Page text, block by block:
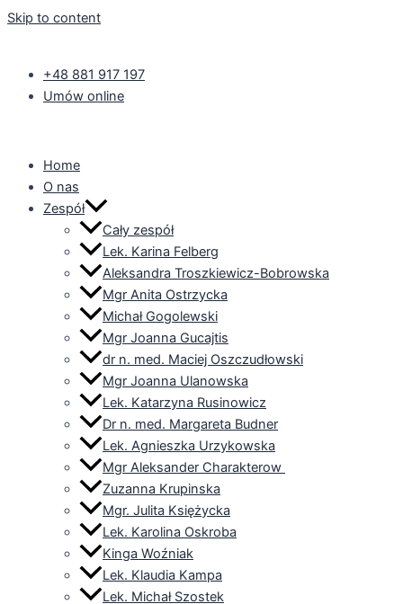
Skip to content
+48 881 917 197
Umów online
Home
O nas
Zespół
Cały zespół
Lek. Karina Felberg
Aleksandra Troszkiewicz-Bobrowska
Mgr Anita Ostrzycka
Michał Gogolewski
Mgr Joanna Gucajtis
dr n. med. Maciej Oszczudłowski
Mgr Joanna Ulanowska
Lek. Katarzyna Rusinowicz
Dr n. med. Margareta Budner
Lek. Agnieszka Urzykowska
Mgr Aleksander Charakterow
Zuzanna Krupinska
Mgr. Julita Księżycka
Lek. Karolina Oskroba
Kinga Woźniak
Lek. Klaudia Kampa
Lek. Michał Szostek